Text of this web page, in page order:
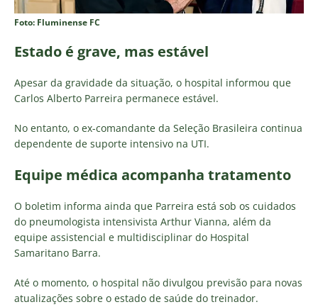
Foto: Fluminense FC
Estado é grave, mas estável
Apesar da gravidade da situação, o hospital informou que
Carlos Alberto Parreira permanece estável.
No entanto, o ex-comandante da Seleção Brasileira continua
dependente de suporte intensivo na UTI.
Equipe médica acompanha tratamento
O boletim informa ainda que Parreira está sob os cuidados
do pneumologista intensivista Arthur Vianna, além da
equipe assistencial e multidisciplinar do Hospital
Samaritano Barra.
Até o momento, o hospital não divulgou previsão para novas
atualizações sobre o estado de saúde do treinador.